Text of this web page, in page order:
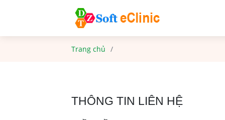
Trang chủ
THÔNG TIN LIÊN HỆ